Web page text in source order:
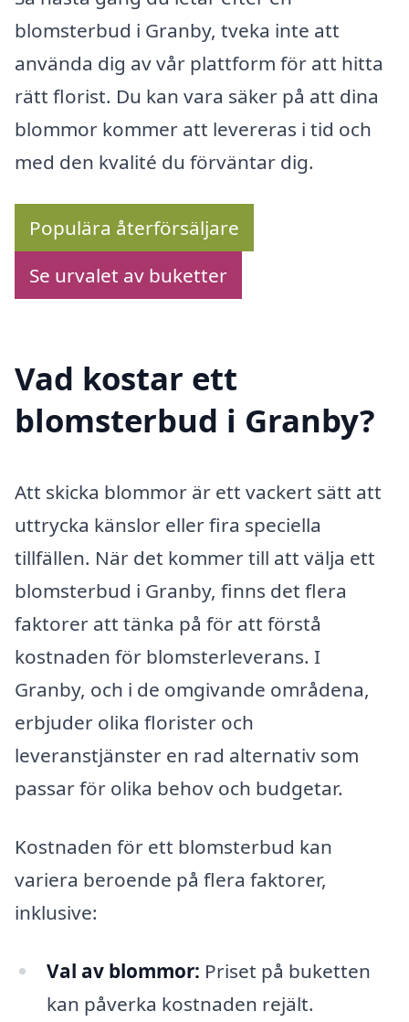
blomsterbud i Granby, tveka inte att
använda dig av vår plattform för att hitta
rätt florist. Du kan vara säker på att dina
blommor kommer att levereras i tid och
med den kvalité du förväntar dig.
Populära återförsäljare
Se urvalet av buketter
Vad kostar ett
blomsterbud i Granby?
Att skicka blommor är ett vackert sätt att
uttrycka känslor eller fira speciella
tillfällen. När det kommer till att välja ett
blomsterbud i Granby, finns det flera
faktorer att tänka på för att förstå
kostnaden för blomsterleverans. I
Granby, och i de omgivande områdena,
erbjuder olika florister och
leveranstjänster en rad alternativ som
passar för olika behov och budgetar.
Kostnaden för ett blomsterbud kan
variera beroende på flera faktorer,
inklusive:
Val av blommor: Priset på buketten
kan påverka kostnaden rejält.